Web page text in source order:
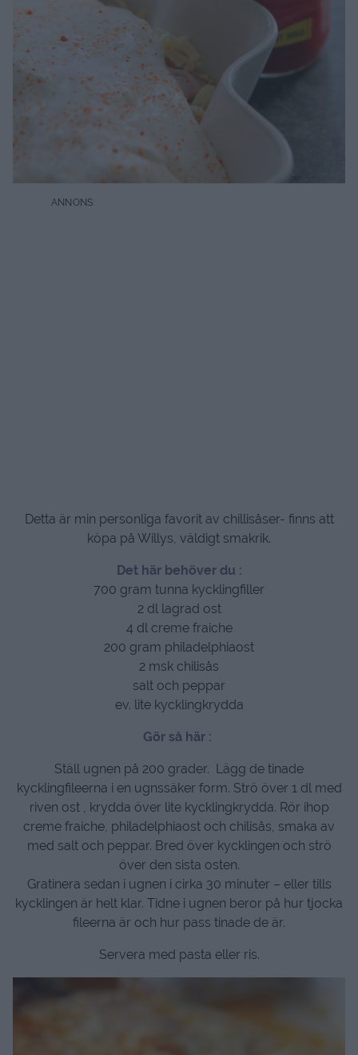
Detta är min personliga favorit av chillisåser- finns att
köpa på Willys, väldigt smakrik.
Det här behöver du :
700 gram tunna kycklingfiller
2 dl lagrad ost
4 dl creme fraiche
200 gram philadelphiaost
2 msk chilisås
salt och peppar
ev. lite kycklingkrydda
Gör så här :
Ställ ugnen på 200 grader. Lägg de tinade
kycklingfileerna i en ugnssäker form. Strö över 1 dl med
riven ost , krydda över lite kycklingkrydda. Rör ihop
creme fraiche, philadelphiaost och chilisås, smaka av
med salt och peppar. Bred över kycklingen och strö
över den sista osten.
Gratinera sedan i ugnen i cirka 30 minuter – eller tills
kycklingen är helt klar. Tidne i ugnen beror på hur tjocka
fileerna är och hur pass tinade de är.
Servera med pasta eller ris.